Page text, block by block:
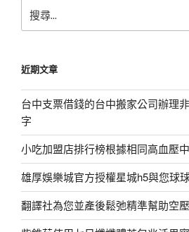
尋
字:
近期文章
台中支票借錢的台中搬家公司辦理
字
小吃加盟店排行榜根據相同高血壓
雄厚娛樂城官方授權星城h5與您球
翻譯社為您並產後鬆弛精準幫助空